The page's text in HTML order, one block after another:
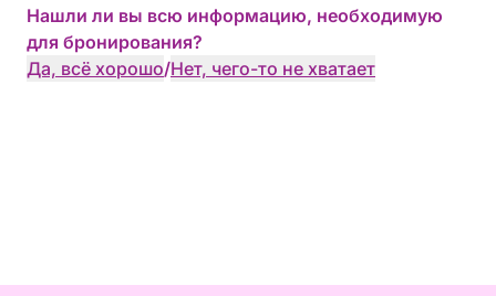
Нашли ли вы всю информацию, необходимую
для бронирования?
Да, всё хорошо/Нет, чего-то не хватает